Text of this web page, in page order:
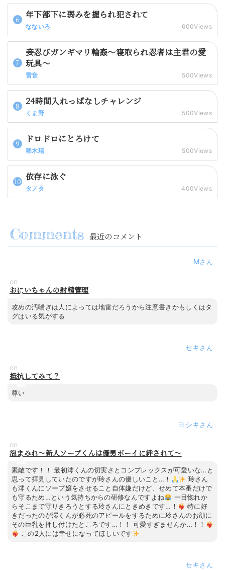
年下部下に弱みを握られ犯されて
なないろ 600Views
妾忍びガンギマリ輪姦～寝取られ忍者は主君の愛
玩具～
雷音 500Views
24時間入れっぱなしチャレンジ
くま野 500Views
ドロドロにとろけて
稀木瑞 500Views
依存に泳ぐ
タノタ 400Views
最近のコメント
M
on
おにいちゃんの射精管理
攻めの汚喘ぎは人によっては地雷だろうから注意書きかもしくはタ
グはいる気がする
セキ
on
抵抗してみて？
尊い
ヨシキ
on
泡まみれ～新人ソープくんは優男ボーイに絆されて～
素敵です！！ 最初澪くんの切実さとコンプレックスが可愛いな…と
思って拝見していたのですが玲さんの優しいこと…！
玲さん
も澪くんにソープ嬢をさせること自体嫌だけど、せめて本番だけで
も守るため…という気持ちからの研修なんですよね
一目惚れか
らそこまで守りきろうとする玲さんにときめきです…！
特に好
きだったのが澪くんが必死のアピールをするために玲さんのお顔に
その巨乳を押し付けたところです…！！ 可愛すぎませんか…！！
この2人には幸せになってほしいです
セキ